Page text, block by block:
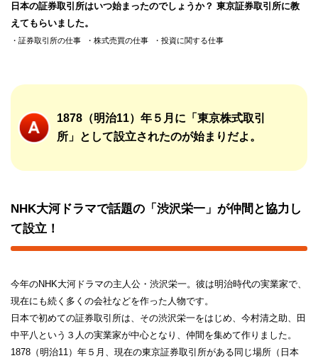
日本の証券取引所はいつ始まったのでしょうか？ 東京証券取引所に教
えてもらいました。
証券取引所の仕事 株式売買の仕事 投資に関する仕事
1878（明治11）年５月に「東京株式取引
所」として設立されたのが始まりだよ。
NHK大河ドラマで話題の「渋沢栄一」が仲間と協力し
て設立！
今年のNHK大河ドラマの主人公・渋沢栄一。彼は明治時代の実業家で、
現在にも続く多くの会社などを作った人物です。
日本で初めての証券取引所は、その渋沢栄一をはじめ、今村清之助、田
中平八という３人の実業家が中心となり、仲間を集めて作りました。
1878（明治11）年５月、現在の東京証券取引所がある同じ場所（日本